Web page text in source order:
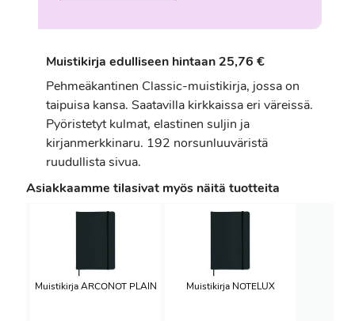
Muistikirja edulliseen hintaan 25,76 €
Pehmeäkantinen Classic-muistikirja, jossa on
taipuisa kansa. Saatavilla kirkkaissa eri väreissä.
Pyöristetyt kulmat, elastinen suljin ja
kirjanmerkkinaru. 192 norsunluuväristä
ruudullista sivua.
Asiakkaamme tilasivat myös näitä tuotteita
Muistikirja ARCONOT PLAIN Muistikirja NOTELUX